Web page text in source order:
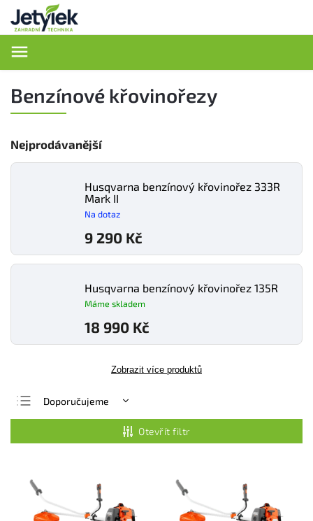
Benzínové křovinořezy
Nejprodávanější
Husqvarna benzínový křovinořez 333R
Mark II
Na dotaz
9 290 Kč
Husqvarna benzínový křovinořez 135R
Máme skladem
18 990 Kč
Zobrazit více produktů
Doporučujeme
Nejdražší
Otevřít filtr